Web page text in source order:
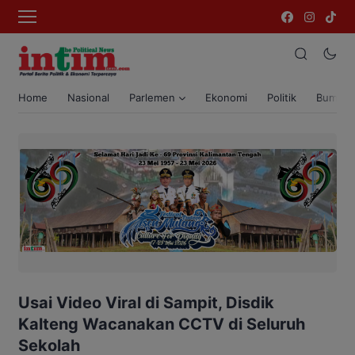
Home Nasional Parlemen Ekonomi Politik Bumi
Usai Video Viral di Sampit, Disdik
Kalteng Wacanakan CCTV di Seluruh
Sekolah